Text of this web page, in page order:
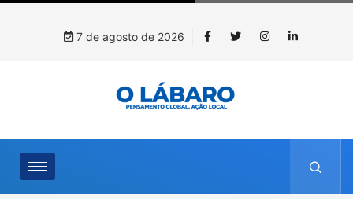
7 de agosto de 2026